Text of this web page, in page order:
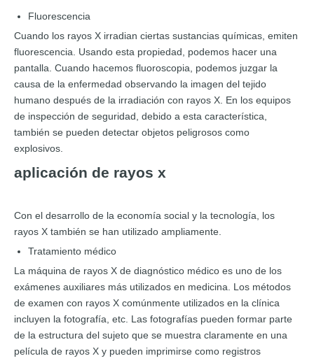
Fluorescencia
Cuando los rayos X irradian ciertas sustancias químicas, emiten
fluorescencia. Usando esta propiedad, podemos hacer una
pantalla. Cuando hacemos fluoroscopia, podemos juzgar la
causa de la enfermedad observando la imagen del tejido
humano después de la irradiación con rayos X. En los equipos
de inspección de seguridad, debido a esta característica,
también se pueden detectar objetos peligrosos como
explosivos.
aplicación de rayos x
Con el desarrollo de la economía social y la tecnología, los
rayos X también se han utilizado ampliamente.
Tratamiento médico
La máquina de rayos X de diagnóstico médico es uno de los
exámenes auxiliares más utilizados en medicina. Los métodos
de examen con rayos X comúnmente utilizados en la clínica
incluyen la fotografía, etc. Las fotografías pueden formar parte
de la estructura del sujeto que se muestra claramente en una
película de rayos X y pueden imprimirse como registros